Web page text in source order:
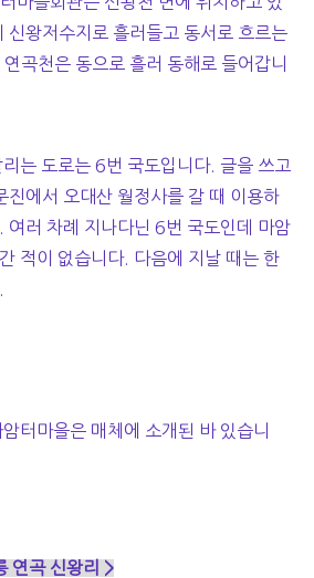
신왕저수지로 흘러들고 동서로 흐르는
곡천은 동으로 흘러 동해로 들어갑니
는 도로는 6번 국도입니다. 글을 쓰고
진에서 오대산 월정사를 갈 때 이용하
여러 차례 지나다닌 6번 국도인데 마암
적이 없습니다. 다음에 지날 때는 한
터마을은 매체에 소개된 바 있습니
연곡 신왕리 >